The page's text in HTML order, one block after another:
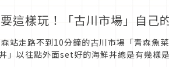
這樣玩！「古川市場」自己
站走路不到10分鐘的古川市場「青森魚
丼」以往點外面set好的海鮮丼總是有幾